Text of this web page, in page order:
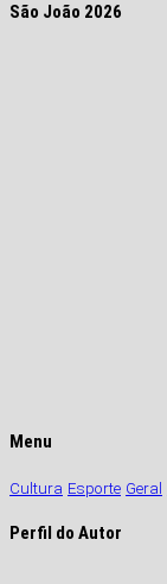
São João 2026
Menu
Cultura Esporte Geral
Perfil do Autor